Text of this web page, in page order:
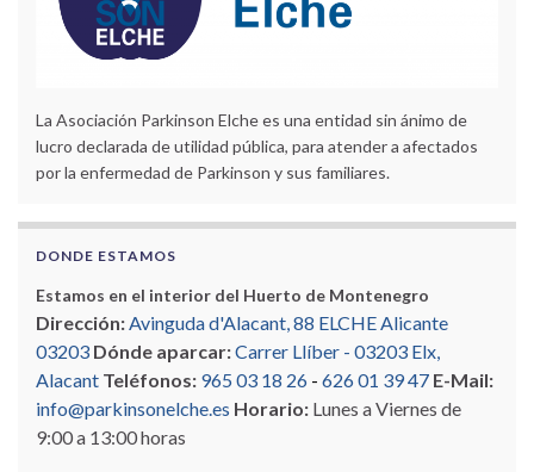
La Asociación Parkinson Elche es una entidad sin ánimo de
lucro declarada de utilidad pública, para atender a afectados
por la enfermedad de Parkinson y sus familiares.
DONDE ESTAMOS
Estamos en el interior del Huerto de Montenegro
Dirección:Avinguda d'Alacant, 88 ELCHE Alicante
03203 Dónde aparcar:Carrer Llíber - 03203 Elx,
Alacant Teléfonos: 965 03 18 26 - 626 01 39 47 E-Mail:
info@parkinsonelche.es Horario: Lunes a Viernes de
9:00 a 13:00 horas